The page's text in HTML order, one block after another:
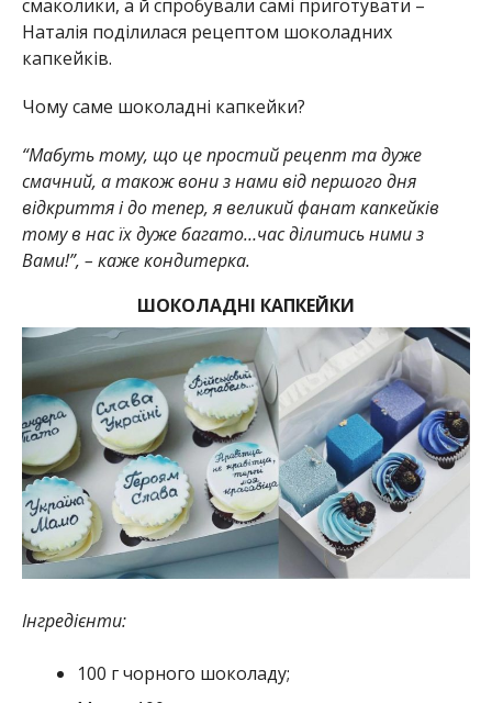
смаколики, а й спробували самі приготувати –
Наталія поділилася рецептом шоколадних
капкейків.
Чому саме шоколадні капкейки?
“Мабуть тому, що це простий рецепт та дуже
смачний, а також вони з нами від першого дня
відкриття і до тепер, я великий фанат капкейків
тому в нас їх дуже багато…час ділитись ними з
Вами!”, – каже кондитерка.
ШОКОЛАДНІ КАПКЕЙКИ
Інгредієнти:
100 г чорного шоколаду;